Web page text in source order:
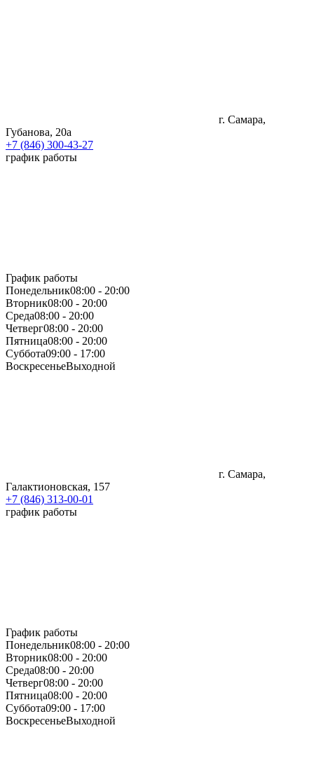
г. Самара,
Губанова, 20а
+7 (846) 300-43-27
график работы
График работы
Понедельник08:00 - 20:00
Вторник08:00 - 20:00
Среда08:00 - 20:00
Четверг08:00 - 20:00
Пятница08:00 - 20:00
Суббота09:00 - 17:00
ВоскресеньеВыходной
г. Самара,
Галактионовская, 157
+7 (846) 313-00-01
график работы
График работы
Понедельник08:00 - 20:00
Вторник08:00 - 20:00
Среда08:00 - 20:00
Четверг08:00 - 20:00
Пятница08:00 - 20:00
Суббота09:00 - 17:00
ВоскресеньеВыходной